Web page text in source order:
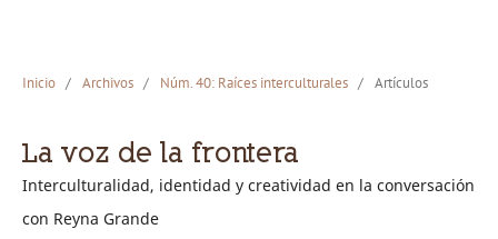
Inicio / Archivos / Núm. 40: Raíces interculturales / Artículos
La voz de la frontera
Interculturalidad, identidad y creatividad en la conversación
con Reyna Grande